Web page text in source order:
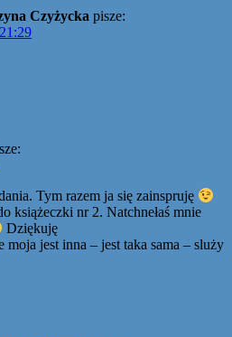
Czyżycka pisze:
Tym razem ja się zainspruję
książeczki nr 2. Natchnełaś mnie
Dziękuję
moja jest inna – jest taka sama – sluży